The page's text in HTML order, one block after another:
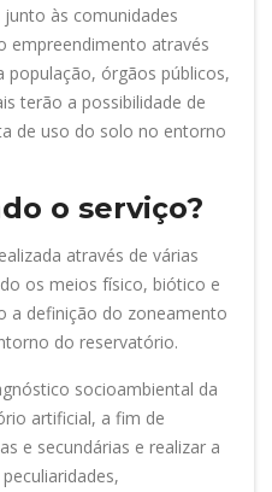
às comunidades
empreendimento através
população, órgãos públicos,
terão a possibilidade de
de uso do solo no entorno
o serviço?
através de várias
os meios físico, biótico e
a definição do zoneamento
do reservatório.
socioambiental da
artificial, a fim de
e secundárias e realizar a